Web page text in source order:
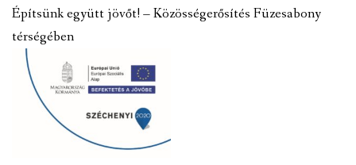
Építsünk együtt jövőt! – Közösségerősítés Füzesabony
térségében